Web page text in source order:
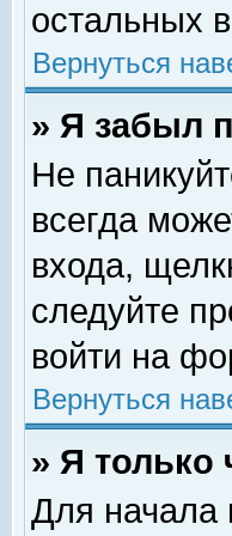
остальных
Вернуться
» Я забыл
Не
всегда
входа,
следуйте
войти на
Вернуться
» Я только
Для начала